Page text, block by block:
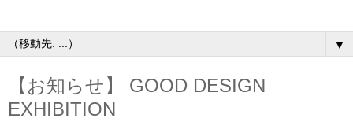
▼
【お知らせ】 GOOD DESIGN
EXHIBITION